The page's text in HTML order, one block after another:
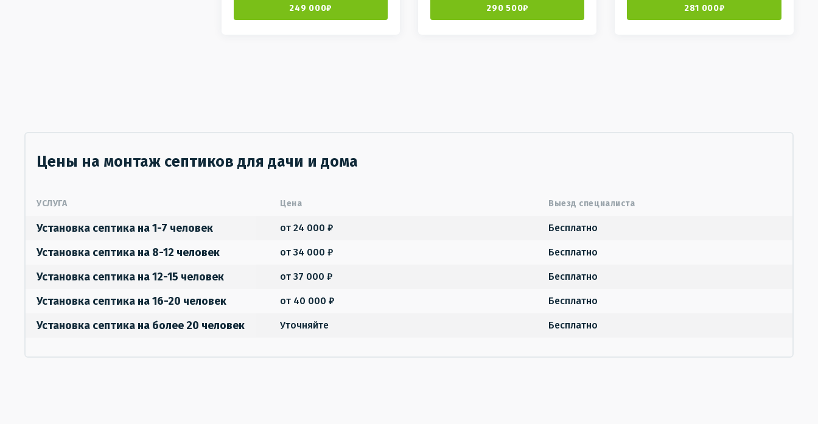
249 000₽ 290 500₽ 281 000₽
Цены на монтаж септиков для дачи и дома
УСЛУГА
Установка септика на 1-7 человек
Установка септика на 8-12 человек
Установка септика на 12-15 человек
Установка септика на 16-20 человек
Установка септика на более 20 человек
Цена
от 24 000 ₽
от 34 000 ₽
от 37 000 ₽
от 40 000 ₽
Уточняйте
Выезд специалиста
Бесплатно
Бесплатно
Бесплатно
Бесплатно
Бесплатно